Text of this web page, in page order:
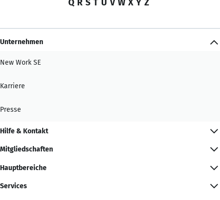
Q R S T U V W X Y Z
Unternehmen
New Work SE
Karriere
Presse
Hilfe & Kontakt
Mitgliedschaften
Hauptbereiche
Services